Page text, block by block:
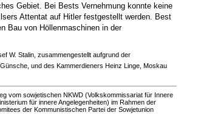
Gebiet. Bei Bests Vernehmung konnte keine
Attentat auf Hitler festgestellt werden. Best
Bau von Höllenmaschinen in der
W. Stalin, zusammengestellt aufgrund der
und des Kammerdieners Heinz Linge, Moskau
vom sowjetischen NKWD (Volkskommissariat für Innere
für innere Angelegenheiten) im Rahmen der
der Kommunistischen Partei der Sowjetunion